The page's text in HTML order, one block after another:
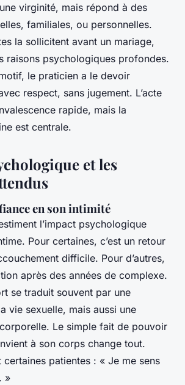
virginité, mais répond à des
familiales, ou personnelles.
la sollicitent avant un mariage,
raisons psychologiques profondes.
le praticien a le devoir
respect, sans jugement. L’acte
rapide, mais la
est centrale.
et les
en son intimité
l’impact psychologique
Pour certaines, c’est un retour
difficile. Pour d’autres,
après des années de complexe.
se traduit souvent par une
vie sexuelle, mais aussi une
Le simple fait de pouvoir
à son corps change tout.
certaines patientes : « Je me sens
»